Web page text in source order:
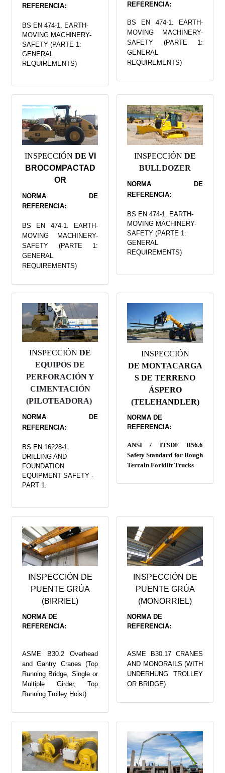
REFERENCIA:
BS EN 474-1. EARTH-
MOVING MACHINERY-
SAFETY (PARTE 1:
GENERAL
REQUIREMENTS)
REFERENCIA:
BS EN 474-1. EARTH-
MOVING MACHINERY-
SAFETY (PARTE 1:
GENERAL
REQUIREMENTS)
INSPECCIÓN DE VI
BROCOMPACTAD
OR
NORMA DE
REFERENCIA:
BS EN 474-1. EARTH-
MOVING MACHINERY-
SAFETY (PARTE 1:
GENERAL
REQUIREMENTS)
INSPECCIÓN DE
BULLDOZER
NORMA DE
REFERENCIA:
BS EN 474-1. EARTH-
MOVING MACHINERY-
SAFETY (PARTE 1:
GENERAL
REQUIREMENTS)
INSPECCIÓN DE
EQUIPOS DE
PERFORACIÓN Y
CIMENTACIÓN
(PILOTEADORA)
NORMA DE
REFERENCIA:
BS EN 16228-1.
DRILLING AND
FOUNDATION
EQUIPMENT SAFETY -
PART 1.
INSPECCIÓN
DE MONTACARGA
S DE TERRENO
ÁSPERO
(TELEHANDLER)
NORMA DE
REFERENCIA:
ANSI / ITSDF B56.6
Safety Standard for Rough
Terrain Forklift Trucks
INSPECCIÓN DE
PUENTE GRÚA
(BIRRIEL)
NORMA DE
REFERENCIA:
ASME B30.2 Overhead
and Gantry Cranes (Top
Running Bridge, Single or
Multiple Girder, Top
Running Trolley Hoist)
INSPECCIÓN DE
PUENTE GRÚA
(MONORRIEL)
NORMA DE
REFERENCIA:
ASME B30.17 CRANES
AND MONORAILS (WITH
UNDERHUNG TROLLEY
OR BRIDGE)